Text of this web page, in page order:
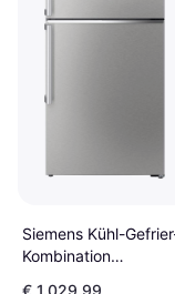
Siemens Kühl-
Kombination
€ 1.029,99